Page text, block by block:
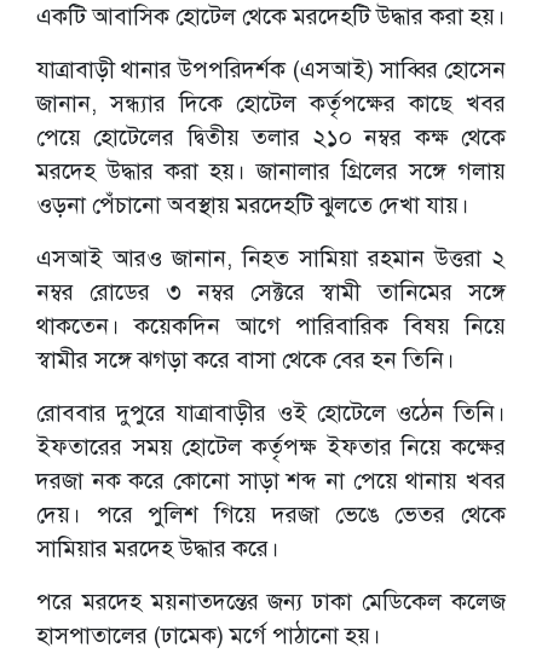
একটি আবাসিক হোটেল থেকে মরদেহটি উদ্ধার করা হয়।
যাত্রাবাড়ী থানার উপপরিদর্শক (এসআই) সাব্বির হোসেন
জানান, সন্ধ্যার দিকে হোটেল কর্তৃপক্ষের কাছে খবর
পেয়ে হোটেলের দ্বিতীয় তলার ২১০ নম্বর কক্ষ থেকে
মরদেহ উদ্ধার করা হয়। জানালার গ্রিলের সঙ্গে গলায়
ওড়না পেঁচানো অবস্থায় মরদেহটি ঝুলতে দেখা যায়।
এসআই আরও জানান, নিহত সামিয়া রহমান উত্তরা ২
নম্বর রোডের ৩ নম্বর সেক্টরে স্বামী তানিমের সঙ্গে
থাকতেন। কয়েকদিন আগে পারিবারিক বিষয় নিয়ে
স্বামীর সঙ্গে ঝগড়া করে বাসা থেকে বের হন তিনি।
রোববার দুপুরে যাত্রাবাড়ীর ওই হোটেলে ওঠেন তিনি।
ইফতারের সময় হোটেল কর্তৃপক্ষ ইফতার নিয়ে কক্ষের
দরজা নক করে কোনো সাড়া শব্দ না পেয়ে থানায় খবর
দেয়। পরে পুলিশ গিয়ে দরজা ভেঙে ভেতর থেকে
সামিয়ার মরদেহ উদ্ধার করে।
পরে মরদেহ ময়নাতদন্তের জন্য ঢাকা মেডিকেল কলেজ
হাসপাতালের (ঢামেক) মর্গে পাঠানো হয়।